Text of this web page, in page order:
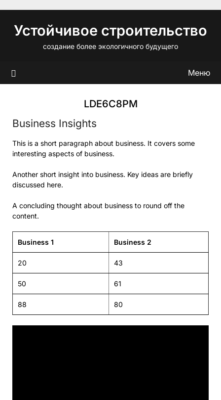
содержимому
Устойчивое строительство
создание более экологичного будущего
Меню
LDE6C8PM
Business Insights
This is a short paragraph about business. It covers some
interesting aspects of business.
Another short insight into business. Key ideas are briefly
discussed here.
A concluding thought about business to round off the
content.
Business 1 Business 2
20 43
50 61
88 80